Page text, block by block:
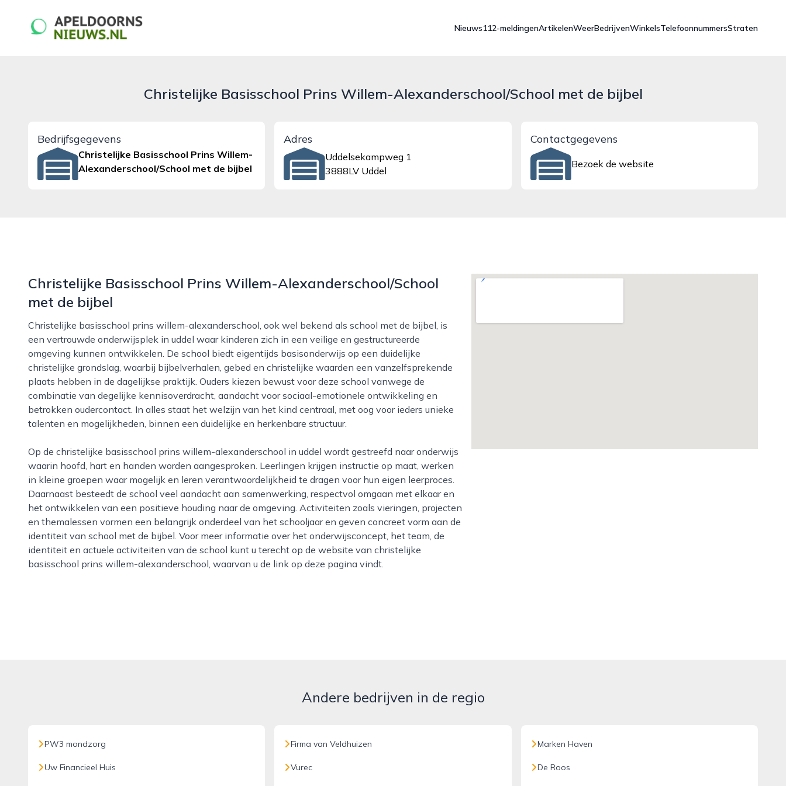
apeldoornsnieuws.nl
Nieuws112-meldingenArtikelenWeerBedrijvenWinkelsTelefoonnummersStraten
Christelijke Basisschool Prins Willem-Alexanderschool/School met de bijbel
Bedrijfsgegevens
Christelijke Basisschool Prins Willem-
Alexanderschool/School met de bijbel
Adres
Uddelsekampweg 1
3888LV Uddel
Contactgegevens
Bezoek de website
Christelijke Basisschool Prins Willem-Alexanderschool/School
met de bijbel
Christelijke basisschool prins willem-alexanderschool, ook wel bekend als school met de bijbel, is
een vertrouwde onderwijsplek in uddel waar kinderen zich in een veilige en gestructureerde
omgeving kunnen ontwikkelen. De school biedt eigentijds basisonderwijs op een duidelijke
christelijke grondslag, waarbij bijbelverhalen, gebed en christelijke waarden een vanzelfsprekende
plaats hebben in de dagelijkse praktijk. Ouders kiezen bewust voor deze school vanwege de
combinatie van degelijke kennisoverdracht, aandacht voor sociaal-emotionele ontwikkeling en
betrokken oudercontact. In alles staat het welzijn van het kind centraal, met oog voor ieders unieke
talenten en mogelijkheden, binnen een duidelijke en herkenbare structuur.
Op de christelijke basisschool prins willem-alexanderschool in uddel wordt gestreefd naar onderwijs
waarin hoofd, hart en handen worden aangesproken. Leerlingen krijgen instructie op maat, werken
in kleine groepen waar mogelijk en leren verantwoordelijkheid te dragen voor hun eigen leerproces.
Daarnaast besteedt de school veel aandacht aan samenwerking, respectvol omgaan met elkaar en
het ontwikkelen van een positieve houding naar de omgeving. Activiteiten zoals vieringen, projecten
en themalessen vormen een belangrijk onderdeel van het schooljaar en geven concreet vorm aan de
identiteit van school met de bijbel. Voor meer informatie over het onderwijsconcept, het team, de
identiteit en actuele activiteiten van de school kunt u terecht op de website van christelijke
basisschool prins willem-alexanderschool, waarvan u de link op deze pagina vindt.
Andere bedrijven in de regio
PW3 mondzorg
Uw Financieel Huis
Firma van Veldhuizen
Vurec
Marken Haven
De Roos